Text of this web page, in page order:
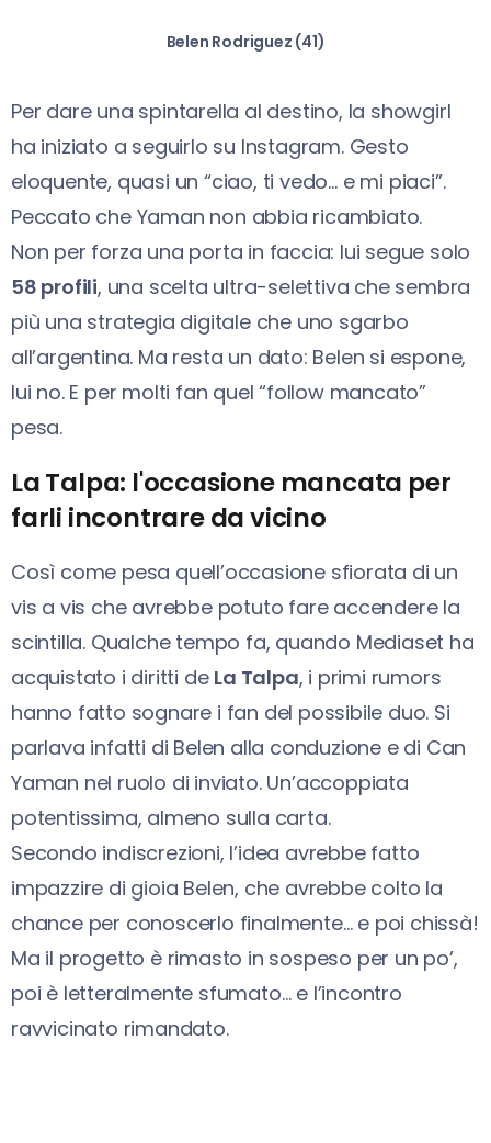
Belen Rodriguez (41)
Per dare una spintarella al destino, la showgirl
ha iniziato a seguirlo su Instagram. Gesto
eloquente, quasi un “ciao, ti vedo… e mi piaci”.
Peccato che Yaman non abbia ricambiato.
Non per forza una porta in faccia: lui segue solo
58 profili, una scelta ultra-selettiva che sembra
più una strategia digitale che uno sgarbo
all’argentina. Ma resta un dato: Belen si espone,
lui no. E per molti fan quel “follow mancato”
pesa.
La Talpa: l'occasione mancata per
farli incontrare da vicino
Così come pesa quell’occasione sfiorata di un
vis a vis che avrebbe potuto fare accendere la
scintilla. Qualche tempo fa, quando Mediaset ha
acquistato i diritti de La Talpa, i primi rumors
hanno fatto sognare i fan del possibile duo. Si
parlava infatti di Belen alla conduzione e di Can
Yaman nel ruolo di inviato. Un’accoppiata
potentissima, almeno sulla carta.
Secondo indiscrezioni, l’idea avrebbe fatto
impazzire di gioia Belen, che avrebbe colto la
chance per conoscerlo finalmente… e poi chissà!
Ma il progetto è rimasto in sospeso per un po’,
poi è letteralmente sfumato… e l’incontro
ravvicinato rimandato.